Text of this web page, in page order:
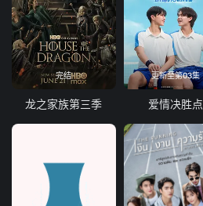
完结
龙之家族第三季
更新至第03集
爱情决胜点